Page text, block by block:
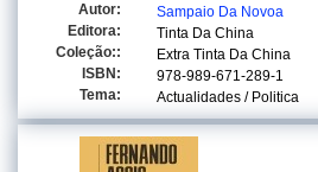
Autor:
Sampaio Da Novoa
Editora:
Tinta Da China
Coleção::
Extra Tinta Da China
ISBN:
978-989-671-289-1
Tema:
Actualidades / Politica